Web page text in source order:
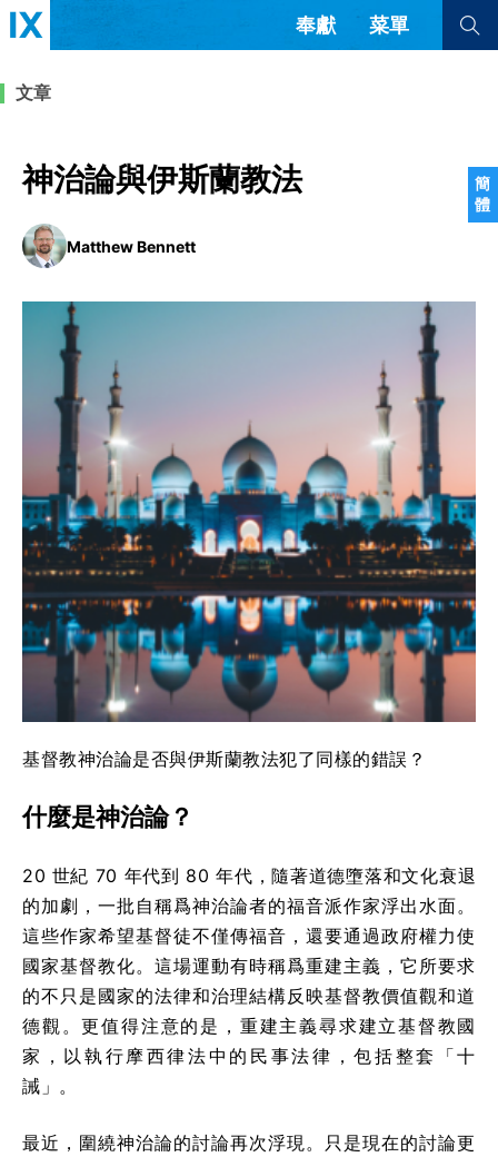
簡
體
奉獻 菜單
教會帶領 解經式講道與神學
福音傳講與宣教 成員制與教會紀律
團契生活與禱告
查看全部
查看全部
简体中文
西班牙語
俄語
烏茲別克語
波斯語
法語
羅馬尼亞語
波蘭語
越南語
意大利語
德語
韓語
土耳其語
阿拉伯語
阿爾巴尼亞語
塞爾維亞語 柬埔寨語
文章
神治論與伊斯蘭教法
Matthew Bennett
基督教神治論是否與伊斯蘭教法犯了同樣的錯誤？
什麼是神治論？
20 世紀 70 年代到 80 年代，隨著道德墮落和文化衰退
的加劇，一批自稱爲神治論者的福音派作家浮出水面。
這些作家希望基督徒不僅傳福音，還要通過政府權力使
國家基督教化。這場運動有時稱爲重建主義，它所要求
的不只是國家的法律和治理結構反映基督教價值觀和道
德觀。更值得注意的是，重建主義尋求建立基督教國
家，以執行摩西律法中的民事法律，包括整套「十
誡」。
最近，圍繞神治論的討論再次浮現。只是現在的討論更